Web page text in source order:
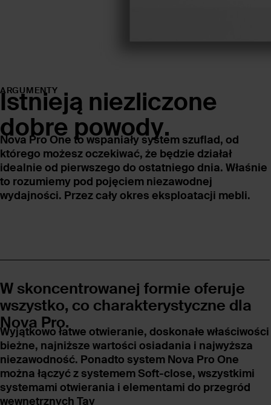
ARGUMENTY
Istnieją niezliczone
dobre powody.
Nova Pro One to wspaniały system szuflad, od
którego możesz oczekiwać, że będzie działał
idealnie od pierwszego do ostatniego dnia. Właśnie
to rozumiemy pod pojęciem niezawodnej
wydajności. Przez cały okres eksploatacji mebli.
W skoncentrowanej formie oferuje
wszystko, co charakterystyczne dla
Nova Pro.
Wyjątkowo łatwe otwieranie, doskonałe właściwości
bieżne, najniższe wartości osiadania i najwyższa
niezawodność. Ponadto system Nova Pro One
można łączyć z systemem Soft-close, wszystkimi
systemami otwierania i elementami do przegród
wewnętrznych Tav